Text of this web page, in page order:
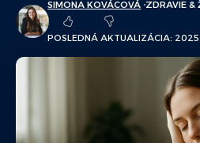
POSLEDNÁ AKTUALIZÁCIA:
SIMONA KOVÁCOVÁ ZDRAVIE &